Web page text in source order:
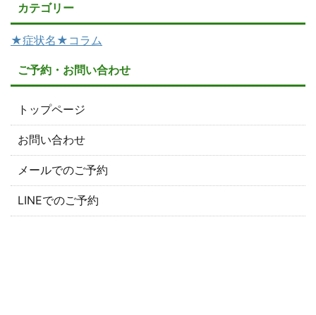
カテゴリー
★症状名★コラム
ご予約・お問い合わせ
トップページ
お問い合わせ
メールでのご予約
LINEでのご予約